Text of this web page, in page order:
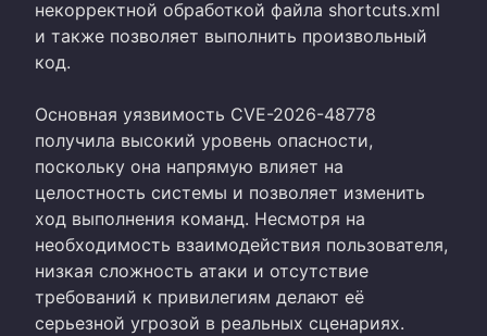
некорректной обработкой файла shortcuts.xml
и также позволяет выполнить произвольный
код.
Основная уязвимость CVE-2026-48778
получила высокий уровень опасности,
поскольку она напрямую влияет на
целостность системы и позволяет изменить
ход выполнения команд. Несмотря на
необходимость взаимодействия пользователя,
низкая сложность атаки и отсутствие
требований к привилегиям делают её
серьезной угрозой в реальных сценариях.